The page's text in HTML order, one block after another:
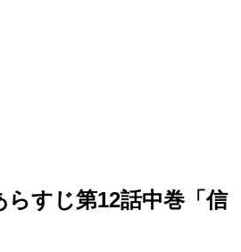
らすじ第12話中巻「信